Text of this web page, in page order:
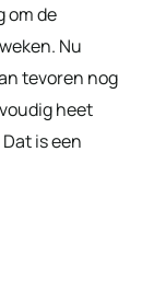
om de
Nu
tevoren nog
heet
is een